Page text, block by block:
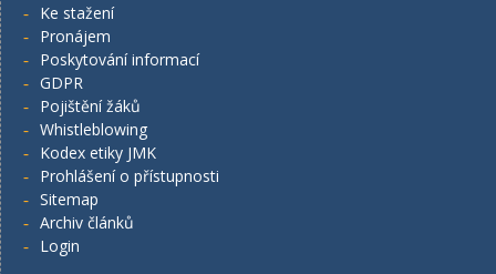
Ke stažení
Pronájem
Poskytování informací
GDPR
Pojištění žáků
Whistleblowing
Kodex etiky JMK
Prohlášení o přístupnosti
Sitemap
Archiv článků
Login